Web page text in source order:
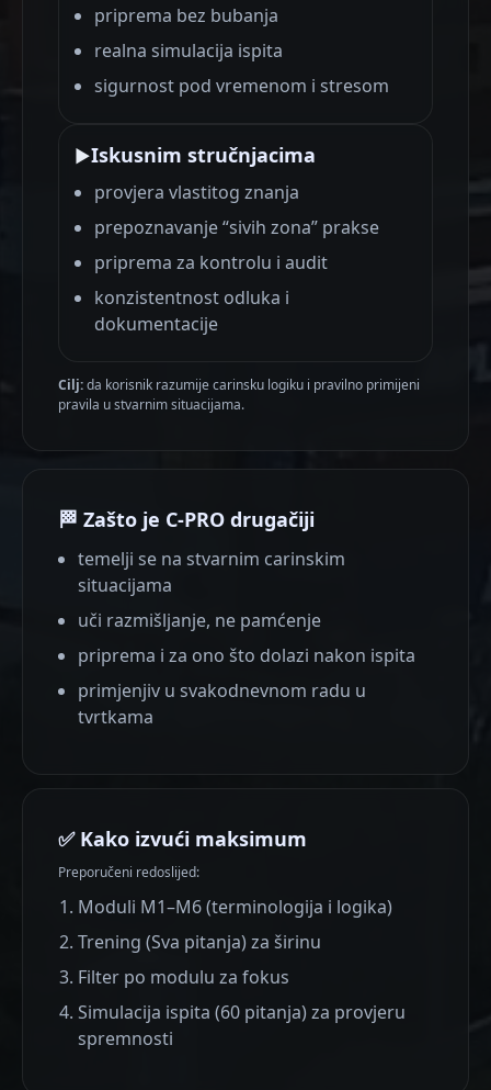
priprema bez bubanja
realna simulacija ispita
sigurnost pod vremenom i stresom
▶Iskusnim stručnjacima
provjera vlastitog znanja
prepoznavanje “sivih zona” prakse
priprema za kontrolu i audit
konzistentnost odluka i
dokumentacije
Cilj:da korisnik razumije carinsku logiku i pravilno primijeni
pravila u stvarnim situacijama.
🏁 Zašto je C-PRO drugačiji
temelji se na stvarnim carinskim
situacijama
uči razmišljanje, ne pamćenje
priprema i za ono što dolazi nakon ispita
primjenjiv u svakodnevnom radu u
tvrtkama
✅ Kako izvući maksimum
Preporučeni redoslijed:
Moduli M1–M6 (terminologija i logika)
Trening (Sva pitanja) za širinu
Filter po modulu za fokus
Simulacija ispita (60 pitanja) za provjeru
spremnosti